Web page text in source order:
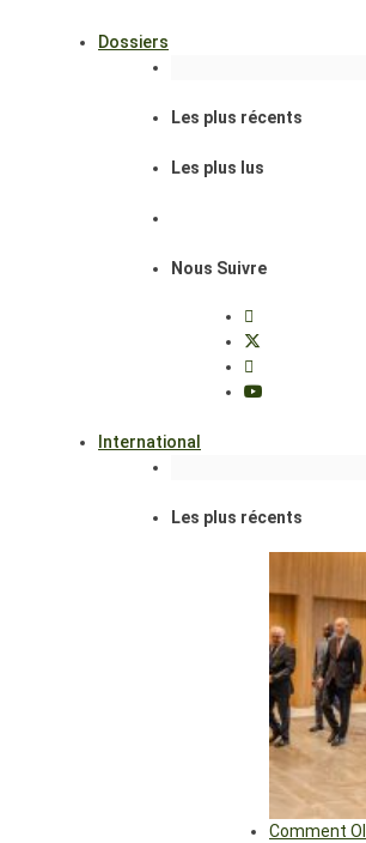
Dossiers
Les plus récents
Les plus lus
Nous Suivre
International
Les plus récents
Comment